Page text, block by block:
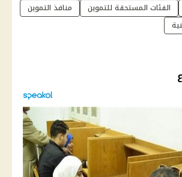
الفئات المستحقة للتموين
منافذ التموين